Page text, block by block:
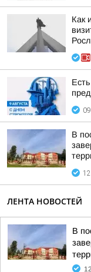
Как
В
ЛЕНТА НОВОСТЕЙ
В